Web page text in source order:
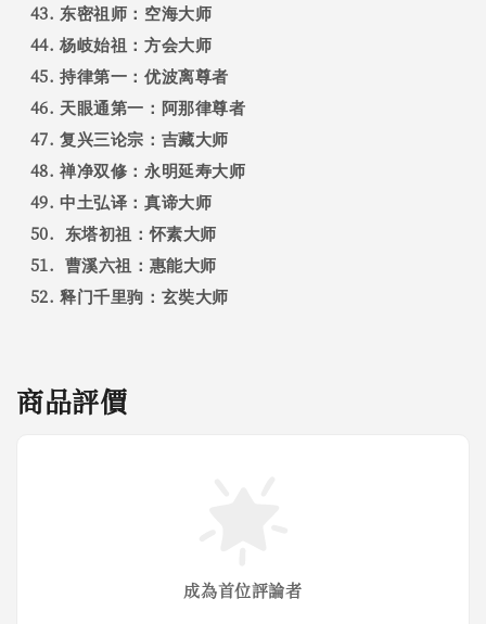
东密祖师：空海大师
杨岐始祖：方会大师
持律第一：优波离尊者
天眼通第一：阿那律尊者
复兴三论宗：吉藏大师
禅净双修：永明延寿大师
中土弘译：真谛大师
东塔初祖：怀素大师
曹溪六祖：惠能大师
释门千里驹：玄奘大师
商品評價
成為首位評論者